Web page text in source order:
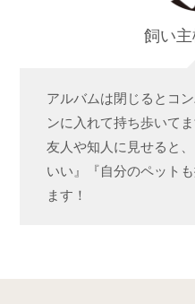
飼い
アルバムは閉じるとコ
ンに入れて持ち歩いてま
友人や知人に見せると
いい』『自分のペット
ます！